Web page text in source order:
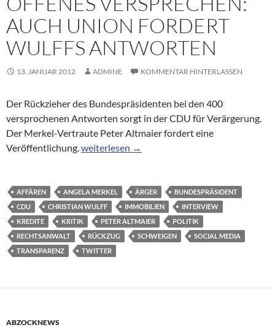
AUCH UNION FORDERT
WULFFS ANTWORTEN
13. JANUAR 2012 ADMINE KOMMENTAR HINTERLASSEN
Der Rückzieher des Bundespräsidenten bei den 400
versprochenen Antworten sorgt in der CDU für Verärgerung.
Der Merkel-Vertraute Peter Altmaier fordert eine
Veröffentlichung.Offenes Versprechen: Auch Union fordert
weiterlesen →
AFFÄREN ANGELA MERKEL ÄRGER
BUNDESPRÄSIDENT
CDU
CHRISTIAN WULFF IMMOBILIEN
INTERVIEW
KREDITE
KRITIK PETER ALTMAIER
POLITIK
RECHTSANWALT
RÜCKZUG SCHWEIGEN
SOCIAL MEDIA
TRANSPARENZ
TWITTER
ABZOCKNEWS